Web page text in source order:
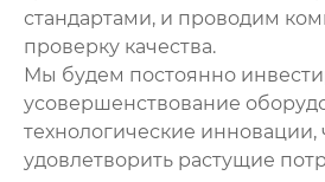
стандартами, и проводим
проверку качества.
Мы будем постоянно
усовершенствование
технологические инновации,
удовлетворить растущие